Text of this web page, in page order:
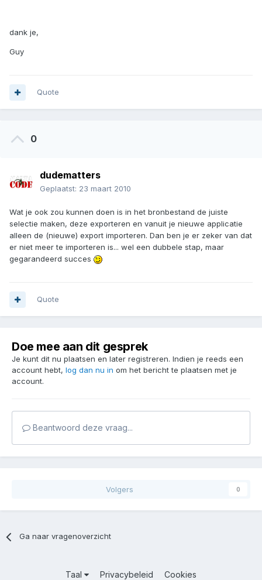
dank je,
Guy
Quote
0
dudematters
Geplaatst: 23 maart 2010
Wat je ook zou kunnen doen is in het bronbestand de juiste
selectie maken, deze exporteren en vanuit je nieuwe applicatie
alleen de (nieuwe) export importeren. Dan ben je er zeker van dat
er niet meer te importeren is... wel een dubbele stap, maar
gegarandeerd succes
Quote
Doe mee aan dit gesprek
Je kunt dit nu plaatsen en later registreren. Indien je reeds een
account hebt, log dan nu in om het bericht te plaatsen met je
account.
Beantwoord deze vraag...
Volgers 0
Ga naar vragenoverzicht
Taal Privacybeleid Cookies